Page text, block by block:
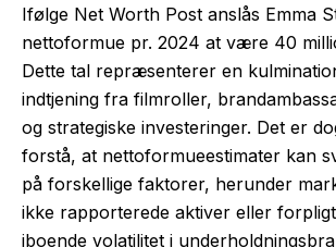
Ifølge Net Worth Post anslås Emma
nettoformue pr. 2024 at være 40
Dette tal repræsenterer en
indtjening fra filmroller,
og strategiske investeringer. Det er
forstå, at nettoformueestimater kan
på forskellige faktorer, herunder
ikke rapporterede aktiver eller
iboende volatilitet i